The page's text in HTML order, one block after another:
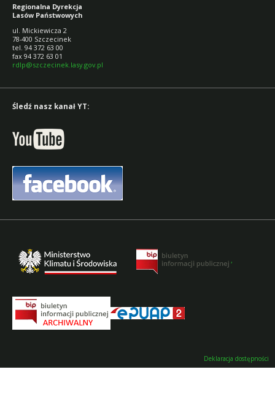
Regionalna Dyrekcja
Lasów Państwowych
ul. Mickiewicza 2
78-400 Szczecinek
tel. 94 372 63 00
fax 94 372 63 01
rdlp@szczecinek.lasy.gov.pl
Śledź nasz kanał YT:
,
Deklaracja dostępności